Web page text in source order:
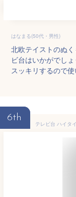
はなまる(50代・男性)
北欧テイストのぬ
ビ台はいかがでし
スッキリするので
6th